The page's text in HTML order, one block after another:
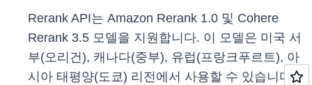
Rerank API는 Amazon Rerank 1.0 및 Cohere
Rerank 3.5 모델을 지원합니다. 이 모델은 미국 서
부(오리건), 캐나다(중부), 유럽(프랑크푸르트), 아
시아 태평양(도쿄) 리전에서 사용할 수 있습니다.